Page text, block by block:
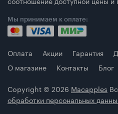
Мы принимаем к оплате:
Оплата Акции Гарантия
О магазине
Контакты
Блог
Copyright © 2026 Macapples
обработки персональных